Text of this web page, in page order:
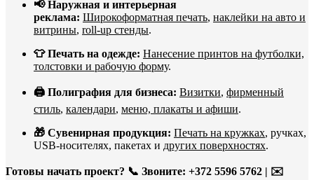
📢 Наружная и интерьерная
реклама: Широкоформатная печать, наклейки на авто и
витрины, roll-up стенды.
👕 Печать на одежде: Нанесение принтов на футболки,
толстовки и рабочую форму.
🖨️ Полиграфия для бизнеса: Визитки, фирменный
стиль, календари, меню, плакаты и афиши.
🎁 Сувенирная продукция: Печать на кружках, ручках,
USB-носителях, пакетах и других поверхностях.
Готовы начать проект? 📞 Звоните: +372 5596 5762 | ✉️